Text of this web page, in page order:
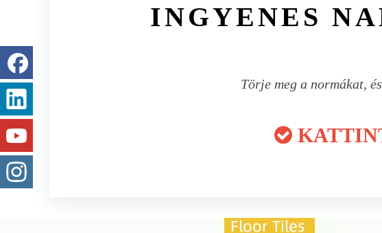
INGYENES
Törje meg a normákat,
